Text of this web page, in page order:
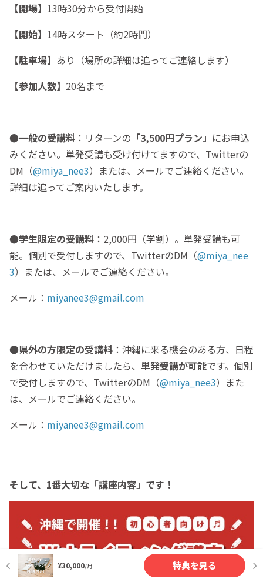
¥30,000/月 特典を見る
【開場】 13時30分から受付開始
【開始】 14時スタート（約2時間）
【駐車場】 あり（場所の詳細は追ってご連絡します）
【参加人数】 20名まで
●一般の受講料 ：リターンの 「3,500円プラン」 にお申込
みください。単発受講も受け付けてますので、Twitterの
DM（@miya_nee3）または、メールでご連絡ください。
詳細は追ってご案内いたします。
●学生限定の受講料 ：2,000円（学割）。単発受講も可
能。個別で受付しますので、TwitterのDM（@miya_nee
3）または、メールでご連絡ください。
メール： miyanee3@gmail.com
●県外の方限定の受講料 ：沖縄に来る機会のある方、日程
を合わせていただけましたら、 単発受講が可能です。個別
で受付しますので、TwitterのDM（@miya_nee3）また
は、メールでご連絡ください。
メール： miyanee3@gmail.com
そして、1番大切な「講座内容」です！